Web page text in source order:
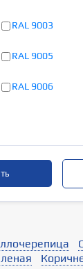
RAL 9003
RAL 9005
RAL 9006